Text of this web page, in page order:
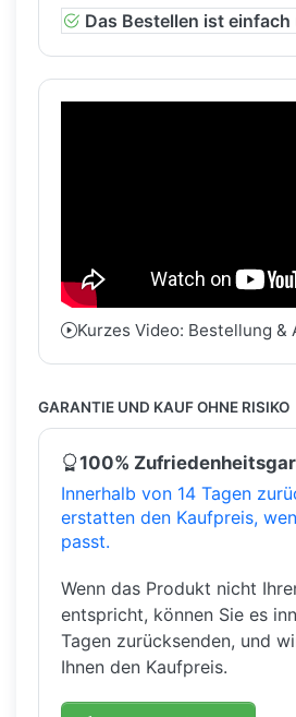
Das Bestellen ist einfach
Kurzes Video: Bestellung &
GARANTIE UND KAUF OHNE RISIKO
100%
Innerhalb von 14 Tagen
erstatten den Kaufpreis,
passt.
Wenn das Produkt nicht
entspricht, können Sie es
Tagen zurücksenden, und
Ihnen den Kaufpreis.